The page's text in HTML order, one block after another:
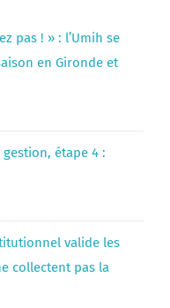
pas ! » : l’Umih se
en Gironde et
gestion, étape 4 :
valide les
collectent pas la